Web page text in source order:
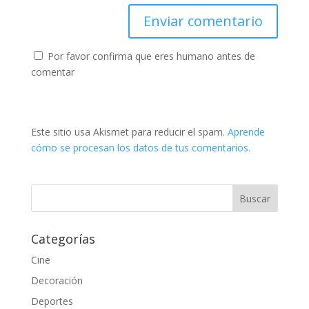
Por favor confirma que eres humano antes de
comentar
Este sitio usa Akismet para reducir el spam. Aprende
cómo se procesan los datos de tus comentarios.
Categorías
Cine
Decoración
Deportes